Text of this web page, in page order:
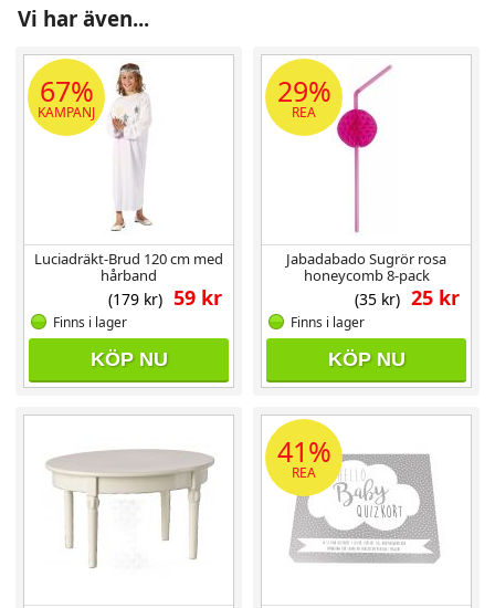
Vi har även...
67%
KAMPANJ
Luciadräkt-Brud 120 cm med
hårband
59 kr
(179 kr)
Finns i lager
KÖP NU
29%
REA
Jabadabado Sugrör rosa
honeycomb 8-pack
25 kr
(35 kr)
Finns i lager
KÖP NU
41%
REA